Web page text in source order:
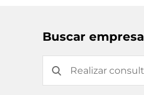
Buscar empresa